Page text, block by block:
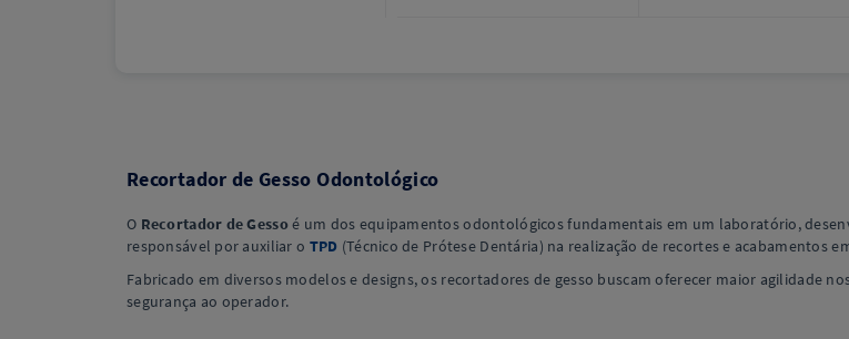
Recortador de Gesso Odontológico
O Recortador de Gessoé um dos equipamentos odontológicos fundamentais em um laboratório,
responsável por auxiliar o TPD (Técnico de Prótese Dentária) na realização de recortes e acabamentos
Fabricado em diversos modelos e designs, os recortadores de gesso buscam oferecer maior agilidade
segurança ao operador.